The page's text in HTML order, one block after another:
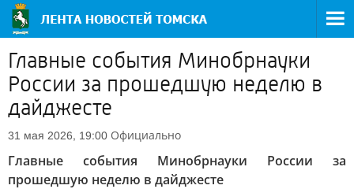
Главные события Минобрнауки
России за прошедшую неделю в
дайджесте
31 мая 2026, 19:00 Официально
Главные события Минобрнауки России за
прошедшую неделю в дайджесте